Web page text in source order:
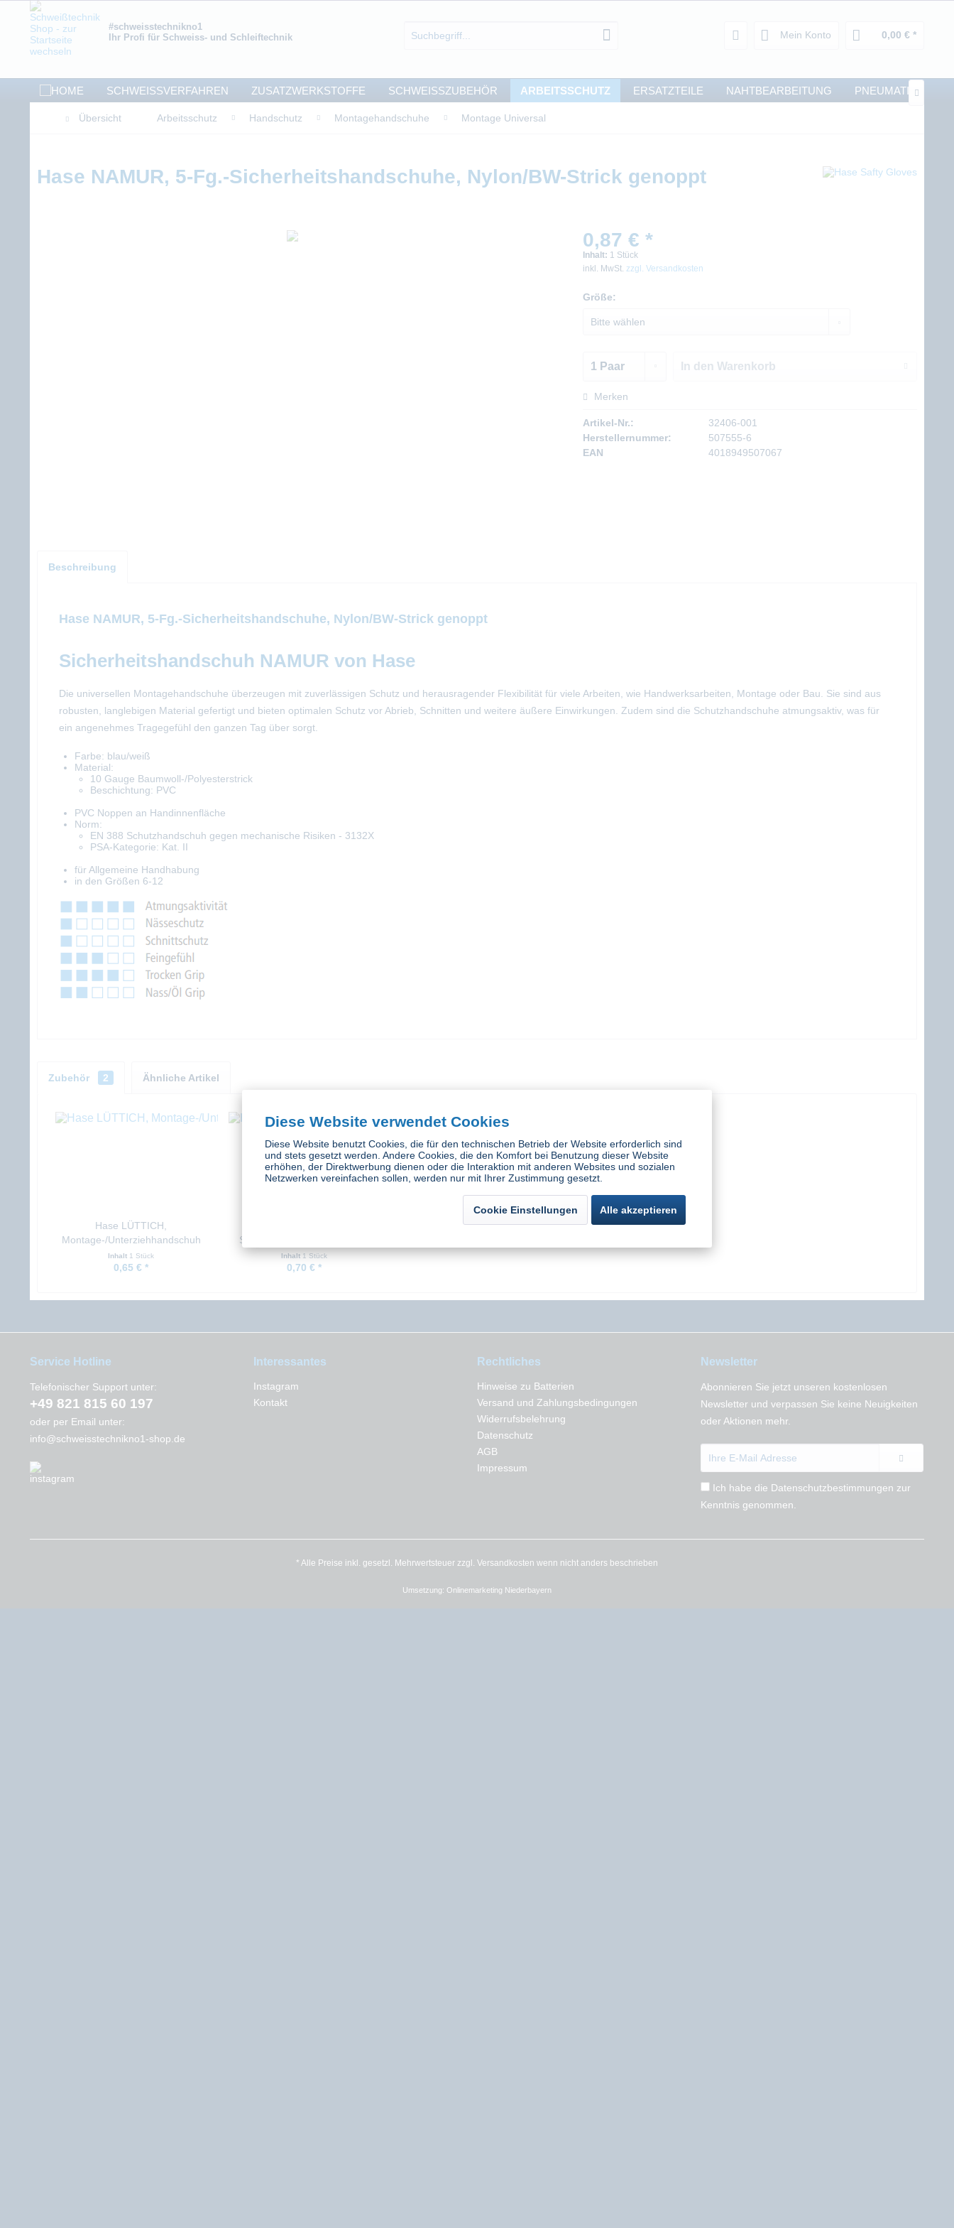
#schweisstechnikno1
Ihr Profi für Schweiss- und Schleiftechnik
Mein Konto 0,00 € *
SCHWEISSVERFAHREN ZUSATZWERKSTOFFE SCHWEISSZUBEHÖR ARBEITSSCHUTZ ERSATZTEILE NAHTBEARBEITUNG PNEUMATIK
Übersicht Arbeitsschutz Handschutz Montagehandschuhe Montage Universal
Hase NAMUR, 5-Fg.-Sicherheitshandschuhe, Nylon/BW-Strick genoppt
0,87 € *
Inhalt: 1 Stück
inkl. MwSt. zzgl. Versandkosten
Größe:
In den Warenkorb
Merken
Artikel-Nr.:
32406-001
Herstellernummer:
507555-6
EAN
4018949507067
Beschreibung
Hase NAMUR, 5-Fg.-Sicherheitshandschuhe, Nylon/BW-Strick genoppt
Sicherheitshandschuh NAMUR von Hase
Die universellen Montagehandschuhe überzeugen mit zuverlässigen Schutz und herausragender Flexibilität für viele Arbeiten, wie Handwerksarbeiten, Montage oder Bau. Sie sind aus
robusten, langlebigen Material gefertigt und bieten optimalen Schutz vor Abrieb, Schnitten und weitere äußere Einwirkungen. Zudem sind die Schutzhandschuhe atmungsaktiv, was für
ein angenehmes Tragegefühl den ganzen Tag über sorgt.
Farbe: blau/weiß
Material:
10 Gauge Baumwoll-/Polyesterstrick
Beschichtung: PVC
PVC Noppen an Handinnenfläche
Norm:
EN 388 Schutzhandschuh gegen mechanische Risiken - 3132X
PSA-Kategorie: Kat. II
für Allgemeine Handhabung
in den Größen 6-12
Zubehör 2 Ähnliche Artikel
Hase LÜTTICH,
Montage-/Unterziehhandschuh
mit Strickbund, natur
Inhalt 1 Stück
0,65 € *
Sicherheitshandschuhe, BW-
Trikot
Inhalt 1 Stück
0,70 € *
Service Hotline
Telefonischer Support unter:
+49 821 815 60 197
oder per Email unter:
info@schweisstechnikno1-shop.de
Interessantes
Instagram
Kontakt
Rechtliches
Hinweise zu Batterien
Versand und Zahlungsbedingungen
Widerrufsbelehrung
Datenschutz
AGB
Impressum
Newsletter
Abonnieren Sie jetzt unseren kostenlosen
Newsletter und verpassen Sie keine Neuigkeiten
oder Aktionen mehr.
Ich habe die Datenschutzbestimmungen zur
Kenntnis genommen.
* Alle Preise inkl. gesetzl. Mehrwertsteuer zzgl. Versandkosten wenn nicht anders beschrieben
Umsetzung: Onlinemarketing Niederbayern
Diese Website verwendet Cookies
Diese Website benutzt Cookies, die für den technischen Betrieb der Website erforderlich sind
und stets gesetzt werden. Andere Cookies, die den Komfort bei Benutzung dieser Website
erhöhen, der Direktwerbung dienen oder die Interaktion mit anderen Websites und sozialen
Netzwerken vereinfachen sollen, werden nur mit Ihrer Zustimmung gesetzt.
Cookie Einstellungen Alle akzeptieren